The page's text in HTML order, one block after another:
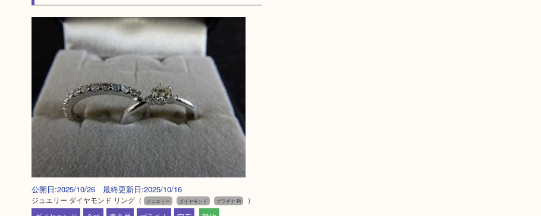
公開日:2025/10/26 最終更新日:2025/10/16
ジュエリー ダイヤモンド リング（ ジュエリー ダイヤモンド プラチナ Pt
）